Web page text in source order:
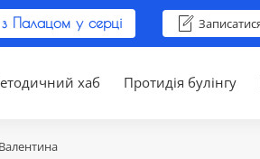
з Палацом у серці
хаб Протидія булінгу